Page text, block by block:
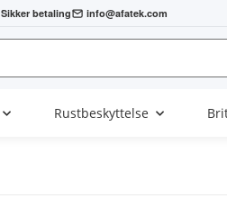
Sikker betaling info@afatek.com
Rustbeskyttelse